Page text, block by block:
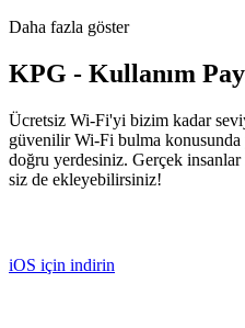
Daha fazla göster
KPG - Kullanım
Ücretsiz Wi-Fi'yi bizim kadar
güvenilir Wi-Fi bulma konusunda
doğru yerdesiniz. Gerçek
siz de ekleyebilirsiniz!
iOS için indirin